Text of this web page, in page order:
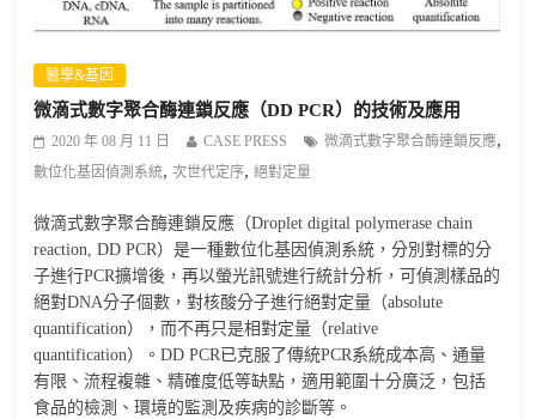
醫學&基因
微滴式數字聚合酶連鎖反應（DD PCR）的技術及應用
2020 年 08 月 11 日 CASE PRESS 微滴式數字聚合酶連鎖反應,
數位化基因偵測系統,次世代定序,絕對定量
微滴式數字聚合酶連鎖反應（Droplet digital polymerase chain
reaction, DD PCR）是一種數位化基因偵測系統，分別對標的分
子進行PCR擴增後，再以螢光訊號進行統計分析，可偵測樣品的
絕對DNA分子個數，對核酸分子進行絕對定量（absolute
quantification），而不再只是相對定量（relative
quantification）。DD PCR已克服了傳統PCR系統成本高、通量
有限、流程複雜、精確度低等缺點，適用範圍十分廣泛，包括
食品的檢測、環境的監測及疾病的診斷等。